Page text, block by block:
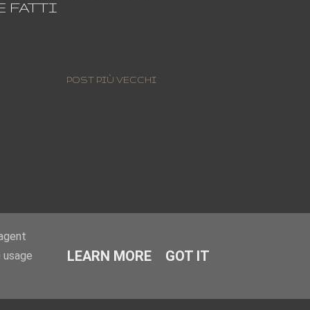
FATTI
POST PIÙ VECCHI
LEARN MORE GOT IT